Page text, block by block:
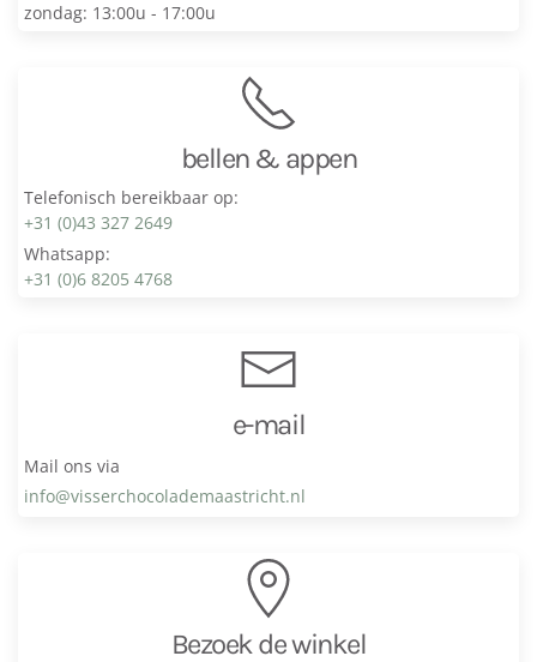
zondag: 13:00u - 17:00u
bellen & appen
Telefonisch bereikbaar op:
+31 (0)43 327 2649
Whatsapp:
+31 (0)6 8205 4768
e-mail
Mail ons via
info@visser­chocolade­maastricht.nl
Bezoek de winkel